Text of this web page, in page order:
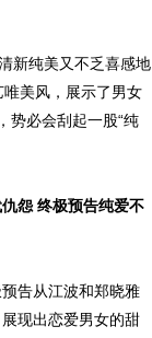
新纯美又不乏喜感地
美风，展示了男女
势必会刮起一股“纯
怨 终极预告纯爱不
告从江波和郑晓雅
现出恋爱男女的甜